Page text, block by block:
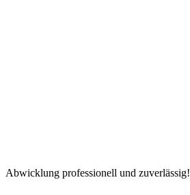
Abwicklung professionell und zuverlässig!